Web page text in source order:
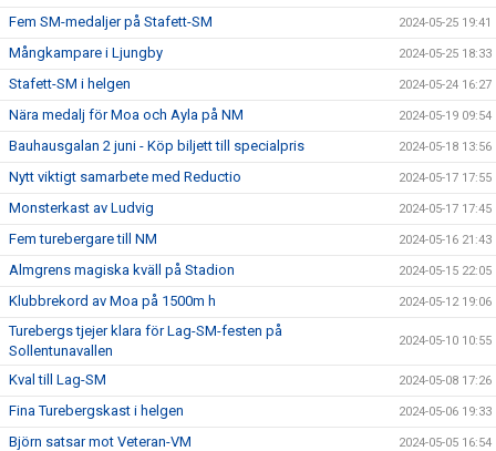
Fem SM-medaljer på Stafett-SM 2024-05-25 19:41
Mångkampare i Ljungby 2024-05-25 18:33
Stafett-SM i helgen 2024-05-24 16:27
Nära medalj för Moa och Ayla på NM 2024-05-19 09:54
Bauhausgalan 2 juni - Köp biljett till specialpris 2024-05-18 13:56
Nytt viktigt samarbete med Reductio 2024-05-17 17:55
Monsterkast av Ludvig 2024-05-17 17:45
Fem turebergare till NM 2024-05-16 21:43
Almgrens magiska kväll på Stadion 2024-05-15 22:05
Klubbrekord av Moa på 1500m h 2024-05-12 19:06
Turebergs tjejer klara för Lag-SM-festen på
Sollentunavallen
2024-05-10 10:55
Kval till Lag-SM 2024-05-08 17:26
Fina Turebergskast i helgen 2024-05-06 19:33
Björn satsar mot Veteran-VM 2024-05-05 16:54